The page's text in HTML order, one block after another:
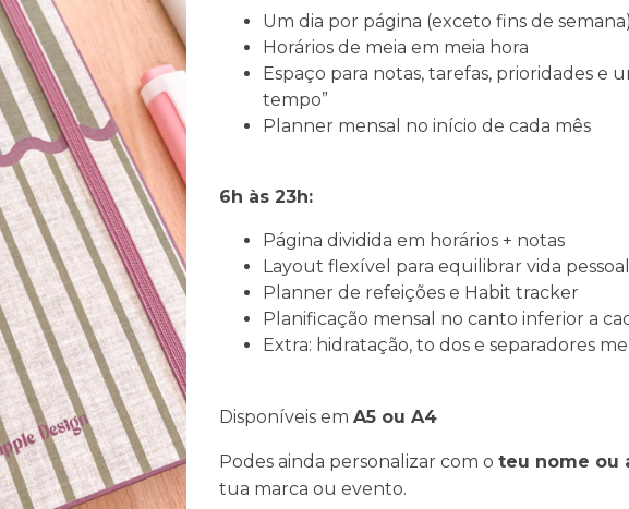
Um dia por página (exceto fins de semana)
Horários de meia em meia hora
Espaço para notas, tarefas, prioridades e
tempo”
Planner mensal no início de cada mês
6h às 23h:
Página dividida em horários + notas
Layout flexível para equilibrar vida
Planner de refeições e Habit tracker
Planificação mensal no canto inferior a
Extra: hidratação, to dos e separadores
Disponíveis em A5 ou A4
Podes ainda personalizar com o teu nome ou
tua marca ou evento.